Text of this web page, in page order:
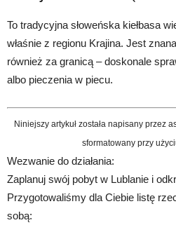
To tradycyjna słoweńska kiełbasa
właśnie z regionu Krajina. Jest
również za granicą – doskonale
albo pieczenia w piecu.
Niniejszy artykuł została napisany przez
sformatowany przy
Wezwanie do działania:
Zaplanuj swój pobyt w Lublanie i
Przygotowaliśmy dla Ciebie listę
sobą: